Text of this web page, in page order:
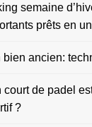
semaine
prêts en
bien ancien:
court de padel
?